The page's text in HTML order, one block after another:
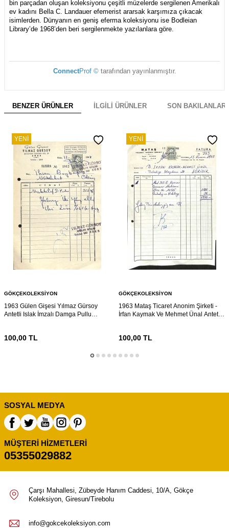
bin parçadan oluşan koleksiyonu çeşitli müzelerde sergilenen Amerikalı
ev kadını Bella C. Landauer efemerist ararsak karşımıza çıkacak
isimlerden. Dünyanın en geniş eferma koleksiyonu ise Bodleian
Library’de 1968’den beri sergilenmekte yazılanlara göre.
ConnectProf ©tarafından yayınlanmıştır.
BENZER ÜRÜNLER İLGILI ÜRÜNLER SON BAKILANLAR
YENI
GÖKÇEKOLEKSIYON
1963 Gülen Gişesi Yılmaz Gürsoy
Antetli Islak İmzalı Damga Pullu
100,00 TL
YENI
GÖKÇEKOLEKSIYON
1963 Mataş Ticaret Anonim Şirketi -
İrfan Kaymak Ve Mehmet Ünal Antetli
100,00TL
SOSYAL MEDYA
MÜŞTERI HIZMETLERI
05355029882
Çarşı Mahallesi, Zübeyde Hanım Caddesi, 10/A, Gökçe
Koleksiyon, Giresun/Tirebolu
info@gokcekoleksiyon.com